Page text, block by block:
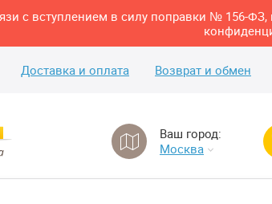
с вступлением в силу поправки № 156-
Доставка и оплата Возврат и обмен
Ваш город:
Москва